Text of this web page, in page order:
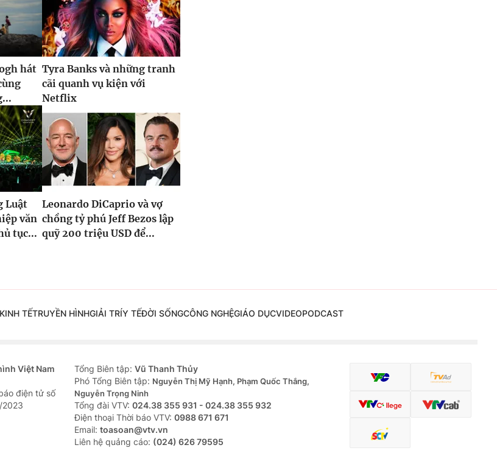
hát Tyra Banks và những tranh
cãi quanh vụ kiện với
Netflix
Luật
văn
tục...
Leonardo DiCaprio và vợ
chồng tỷ phú Jeff Bezos lập
quỹ 200 triệu USD để...
KINH TẾTRUYỀN HÌNHGIẢI TRÍY TẾĐỜI SỐNGCÔNG NGHỆGIÁO DỤCVIDEOPODCAST
Việt Nam
điện tử số
2023
Tổng Biên tập: Vũ Thanh Thủy
Phó Tổng Biên tập: Nguyễn Thị Mỹ Hạnh, Phạm Quốc Thắng,
Nguyễn Trọng Ninh
Tổng đài VTV: 024.38 355 931 - 024.38 355 932
Ðiện thoại Thời báo VTV: 0988 671 671
Email: toasoan@vtv.vn
Liên hệ quảng cáo: (024) 626 79595